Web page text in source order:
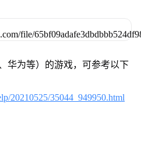
华为等）的游戏，可参考以下
20210525/35044_949950.html